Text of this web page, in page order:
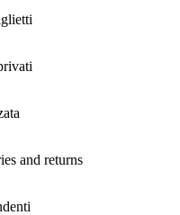
and returns